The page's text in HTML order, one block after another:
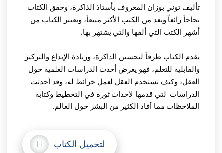
تأليف توني بوزان المعروف بأستاذ الذاكرة، وحقق الكتاب
نجاحاً رائعاً ويعد من الكتب الأكثر مبيعاً، ويعتبر الكتاب من
أشهر الكتب التي ألفها والتي يشتهر بها.
يقدم الكتاب طرقاً لتحسين الذاكرة، وزيادة الإبداع والتركيز
والقابلية للتعلم، فهو يعرض أحدث الدراسات العلمية حول
العقل، وكيف تستخدم العقل لعمل خرائط له، وقد أحدثت
الدراسات التي قدمها لإحداث ثورة في التخطيط وكتابة
الملاحظات مما أفاد الكثير من البشر حول العالم.
لتحميل الكتاب